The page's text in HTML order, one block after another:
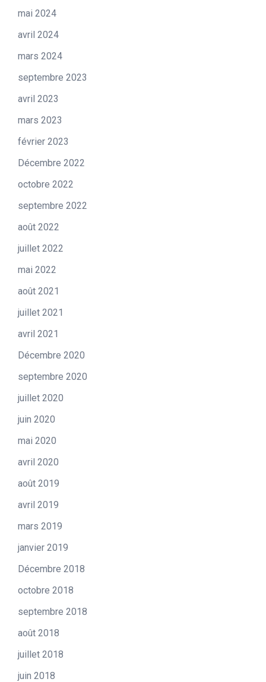
mai 2024
avril 2024
mars 2024
septembre 2023
avril 2023
mars 2023
février 2023
Décembre 2022
octobre 2022
septembre 2022
août 2022
juillet 2022
mai 2022
août 2021
juillet 2021
avril 2021
Décembre 2020
septembre 2020
juillet 2020
juin 2020
mai 2020
avril 2020
août 2019
avril 2019
mars 2019
janvier 2019
Décembre 2018
octobre 2018
septembre 2018
août 2018
juillet 2018
juin 2018